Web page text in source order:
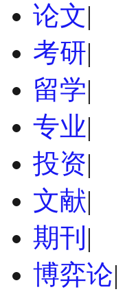
论文|
考研|
留学|
专业|
投资|
文献|
期刊 |
博弈论|